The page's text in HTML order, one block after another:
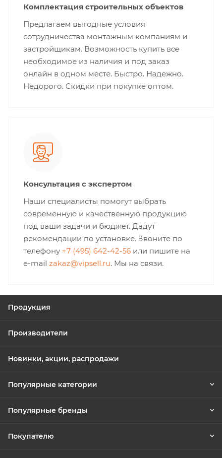
Комплектация строительных объектов
Предлагаем выгодные условия
сотрудничества монтажным компаниям и
застройщикам. Возможность купить все
необходимое из наличия и под заказ
онлайн в одном месте. Быстро. Надежно.
Недорого. Скидки при покупке оптом.
Консультация с экспертом
Наши специалисты помогут выбрать
современную и качественную продукцию
под ваши задачи и бюджет. Дадут
рекомендации по установке. Звоните по
телефону +7 (495) 642-42-56 или пишите на
e-mail zakaz@vipsell.ru. Мы на связи.
Продукция
Производители
Новинки, акции, распродажи
Популярные категории
Популярные бренды
Покупателю